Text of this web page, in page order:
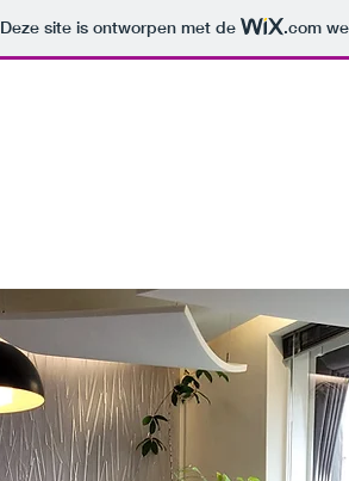
Deze site is ontworpen met de .com